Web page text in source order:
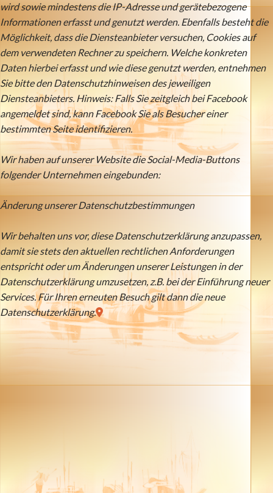
wird sowie mindestens die IP-Adresse und gerätebezogene
Informationen erfasst und genutzt werden. Ebenfalls besteht die
Möglichkeit, dass die Diensteanbieter versuchen, Cookies auf
dem verwendeten Rechner zu speichern. Welche konkreten
Daten hierbei erfasst und wie diese genutzt werden, entnehmen
Sie bitte den Datenschutzhinweisen des jeweiligen
Diensteanbieters. Hinweis: Falls Sie zeitgleich bei Facebook
angemeldet sind, kann Facebook Sie als Besucher einer
bestimmten Seite identifizieren.
Wir haben auf unserer Website die Social-Media-Buttons
folgender Unternehmen eingebunden:
Änderung unserer Datenschutzbestimmungen
Wir behalten uns vor, diese Datenschutzerklärung anzupassen,
damit sie stets den aktuellen rechtlichen Anforderungen
entspricht oder um Änderungen unserer Leistungen in der
Datenschutzerklärung umzusetzen, z.B. bei der Einführung neuer
Services. Für Ihren erneuten Besuch gilt dann die neue
Datenschutzerklärung.